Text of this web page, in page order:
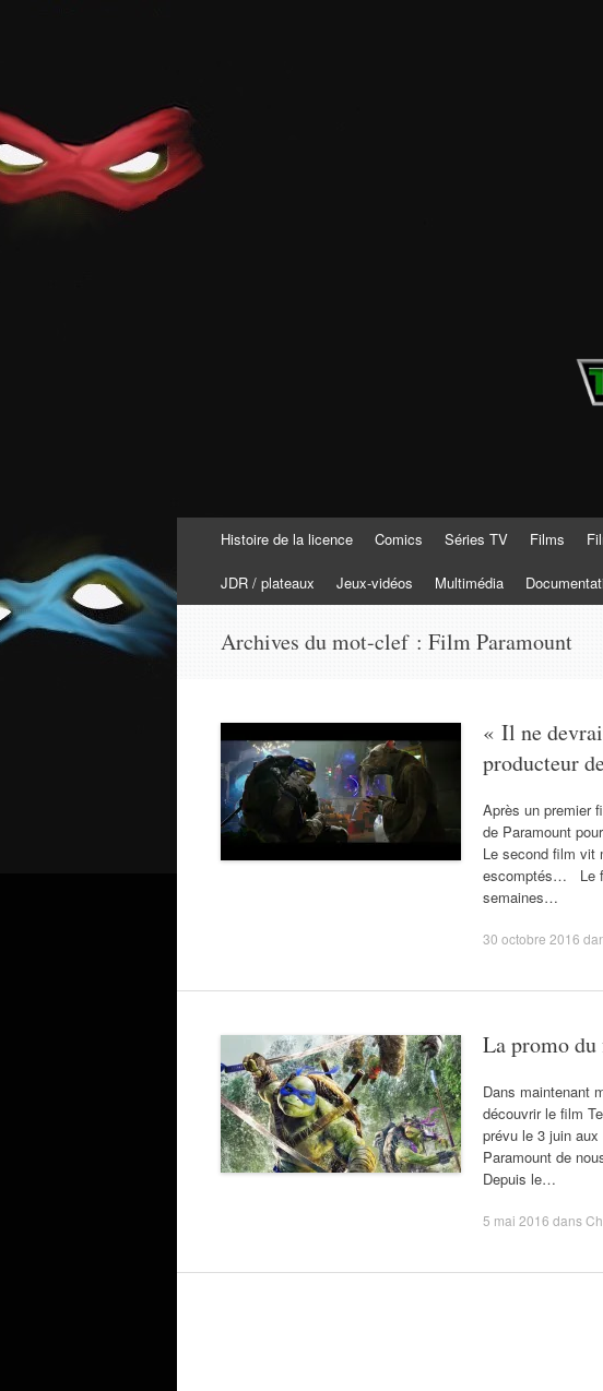
Tortuepédia
L'encyclopédie des Tortues Ninja !
contenu
Histoire de la licence Comics Séries TV Films
JDR / plateaux Jeux-vidéos Multimédia
Archives du mot-clef : Film Paramount
« Il ne
producteur
Après un premier
de Paramount
Le second film vit
escomptés… Le
semaines…
30 octobre 2016
La promo
Dans maintenant
découvrir le film
prévu le 3 juin
Paramount de
Depuis le…
5 mai 2016 dans